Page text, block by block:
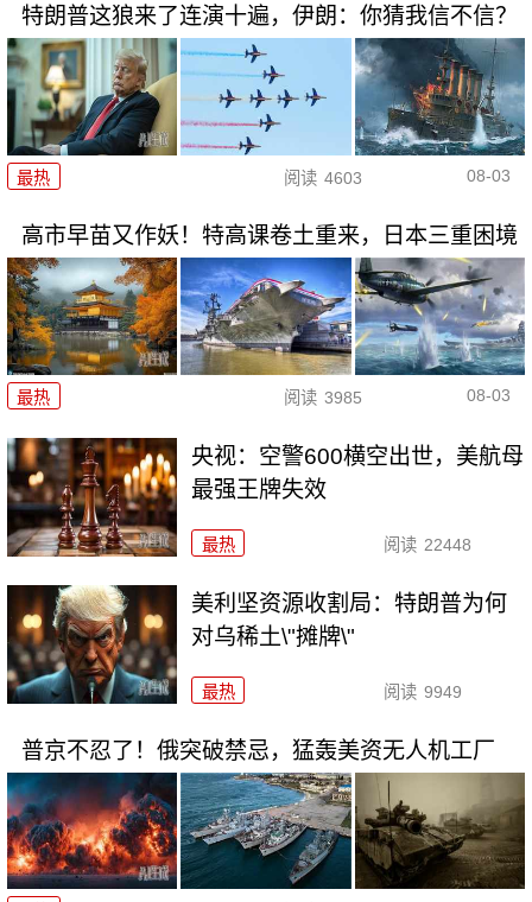
特朗普这狼来了连演十遍，伊朗：你猜我信不信？
最热 阅读 4603 08-03
高市早苗又作妖！特高课卷土重来，日本三重困境
最热 阅读 3985 08-03
央视：空警600横空出世，美航母
最强王牌失效
最热 阅读 22448
美利坚资源收割局：特朗普为何
对乌稀土\"摊牌\"
最热 阅读 9949
普京不忍了！俄突破禁忌，猛轰美资无人机工厂